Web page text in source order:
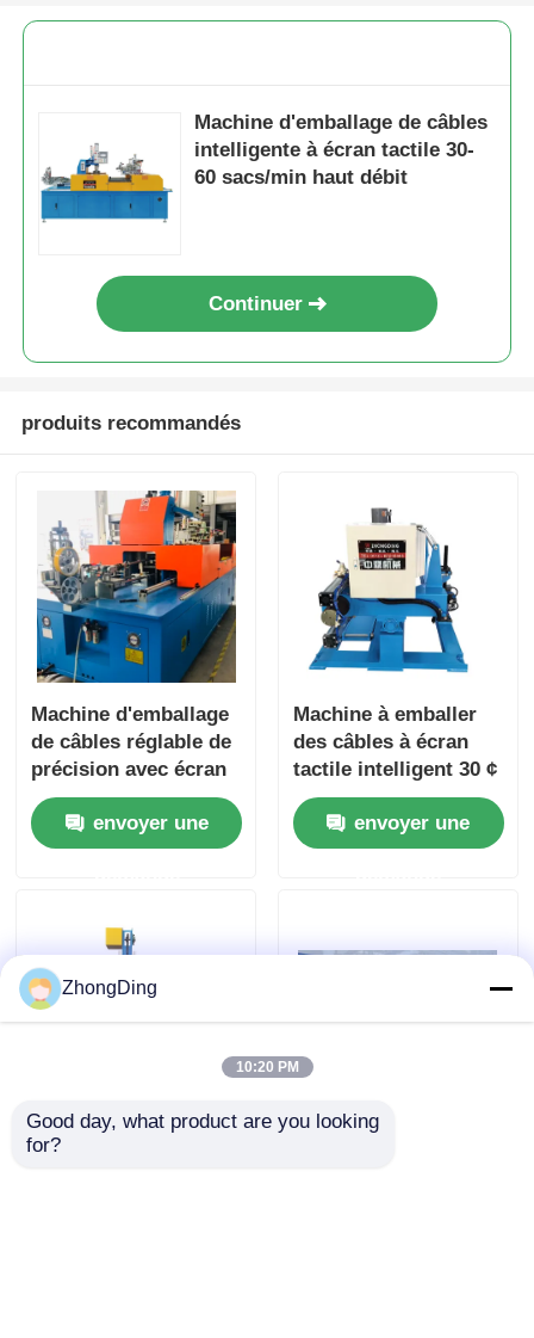
Machine d'emballage de câbles
intelligente à écran tactile 30-
60 sacs/min haut débit
Continuer
produits recommandés
Machine d'emballage
de câbles réglable de
précision avec écran
tactile intelligent 30-
60 sacs/minenvoyer une
Machine à emballer
des câbles à écran
tactile intelligent 30 ¢
60 sacs par minute
Haute capacité
envoyer une
Machine d'emballage
automatique
Machine automatique
ZhongDing
10:20 PM
Good day, what product are you looking
for?